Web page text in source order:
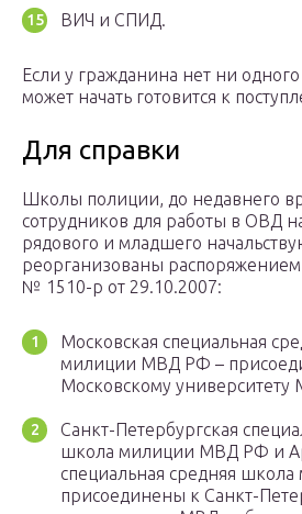
ВИЧ и СПИД.
Если у гражданина нет ни
может начать готовится к
Для справки
Школы полиции, до недавнего
сотрудников для работы в ОВД
рядового и младшего
реорганизованы
№ 1510-р от 29.10.2007:
Московская специальная
милиции МВД РФ –
Московскому
Санкт-Петербургская
школа милиции МВД РФ и
специальная средняя
присоединены к Санкт-